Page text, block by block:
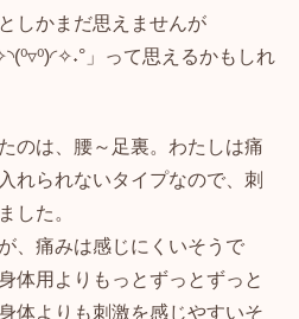
しかまだ思えませんが
」って思えるかもしれ
のは、腰～足裏。わたしは痛
れられないタイプなので、刺
した。
、痛みは感じにくいそうで
体用よりもっとずっとずっと
体よりも刺激を感じやすいそ